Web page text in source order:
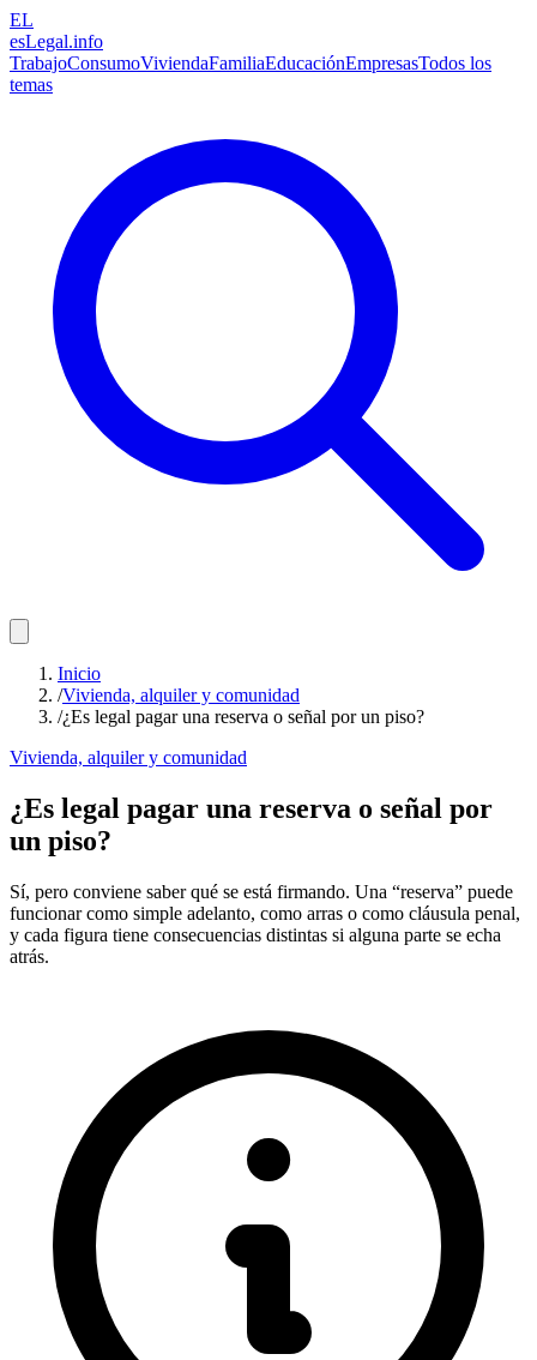
EL
esLegal.info
TrabajoConsumoViviendaFamiliaEducaciónEmpresasTodos los
temas
Inicio
/Vivienda, alquiler y comunidad
/¿Es legal pagar una reserva o señal por un piso?
Vivienda, alquiler y comunidad
¿Es legal pagar una reserva o señal por
un piso?
Sí, pero conviene saber qué se está firmando. Una “reserva” puede
funcionar como simple adelanto, como arras o como cláusula penal,
y cada figura tiene consecuencias distintas si alguna parte se echa
atrás.